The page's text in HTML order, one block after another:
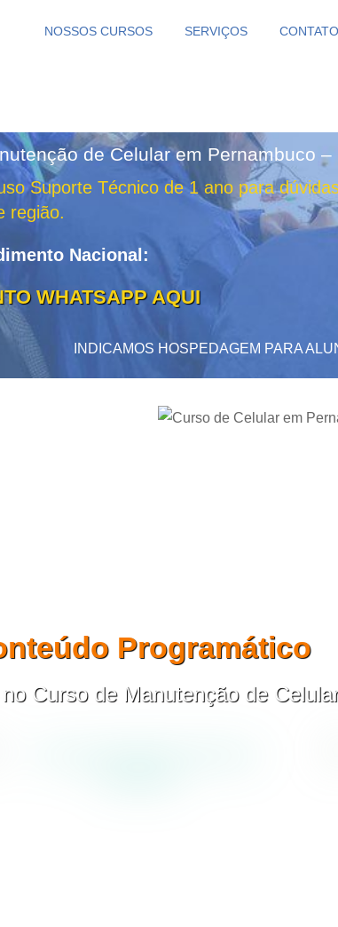
NOSSOS CURSOS SERVIÇOS CONTATO
de Celular em Pernambuco
Suporte Técnico de 1 ano para
região.
Nacional:
WHATSAPP AQUI
INDICAMOS HOSPEDAGEM PARA
Programático
Curso de Manutenção de